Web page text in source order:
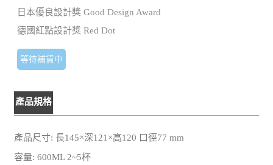
日本優良設計獎 Good Design Award
德國紅點設計獎 Red Dot
等待補貨中
產品規格
產品尺寸: 長145×深121×高120 口徑77 mm
容量: 600ML 2~5杯